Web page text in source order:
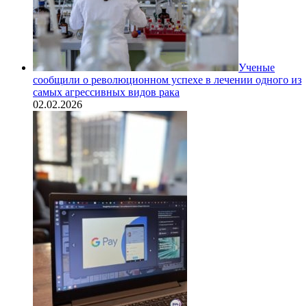
Ученые
сообщили о революционном успехе в лечении одного из
самых агрессивных видов рака
02.02.2026